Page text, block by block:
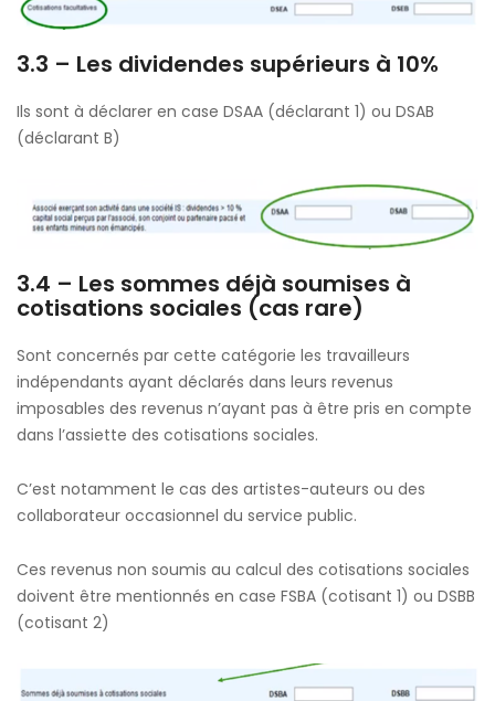
3.3 – Les dividendes supérieurs à 10%
Ils sont à déclarer en case DSAA (déclarant 1) ou DSAB
(déclarant B)
3.4 – Les sommes déjà soumises à
cotisations sociales (cas rare)
Sont concernés par cette catégorie les travailleurs
indépendants ayant déclarés dans leurs revenus
imposables des revenus n’ayant pas à être pris en compte
dans l’assiette des cotisations sociales.
C’est notamment le cas des artistes-auteurs ou des
collaborateur occasionnel du service public.
Ces revenus non soumis au calcul des cotisations sociales
doivent être mentionnés en case FSBA (cotisant 1) ou DSBB
(cotisant 2)